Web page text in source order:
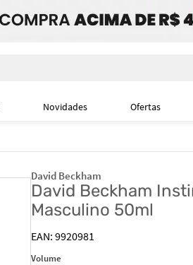
Novidades Ofertas
David Beckham
David Beckham
Masculino 50ml
9920981
Volume